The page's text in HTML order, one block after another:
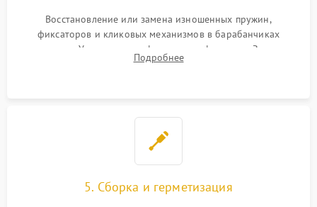
Восстановление или замена изношенных пружин,
фиксаторов и кликовых механизмов в барабанчиках
поправок. Устранение люфтов в трансфокаторе. Замена
поврежденных линз, разбитой сетки или восстановление
Подробнее
5. Сборка и герметизация